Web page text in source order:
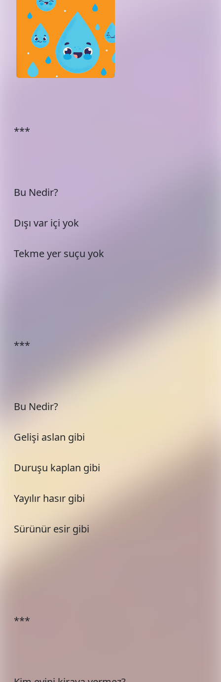
***
Bu Nedir?
Dışı var içi yok
Tekme yer suçu yok
***
Bu Nedir?
Gelişi aslan gibi
Duruşu kaplan gibi
Yayılır hasır gibi
Sürünür esir gibi
***